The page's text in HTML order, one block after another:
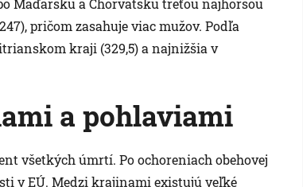
pričom zasahuje viac mužov. Podľa
kraji (329,5) a najnižšia v
a pohlaviami
všetkých úmrtí. Po ochoreniach obehovej
v EÚ. Medzi krajinami existujú veľké